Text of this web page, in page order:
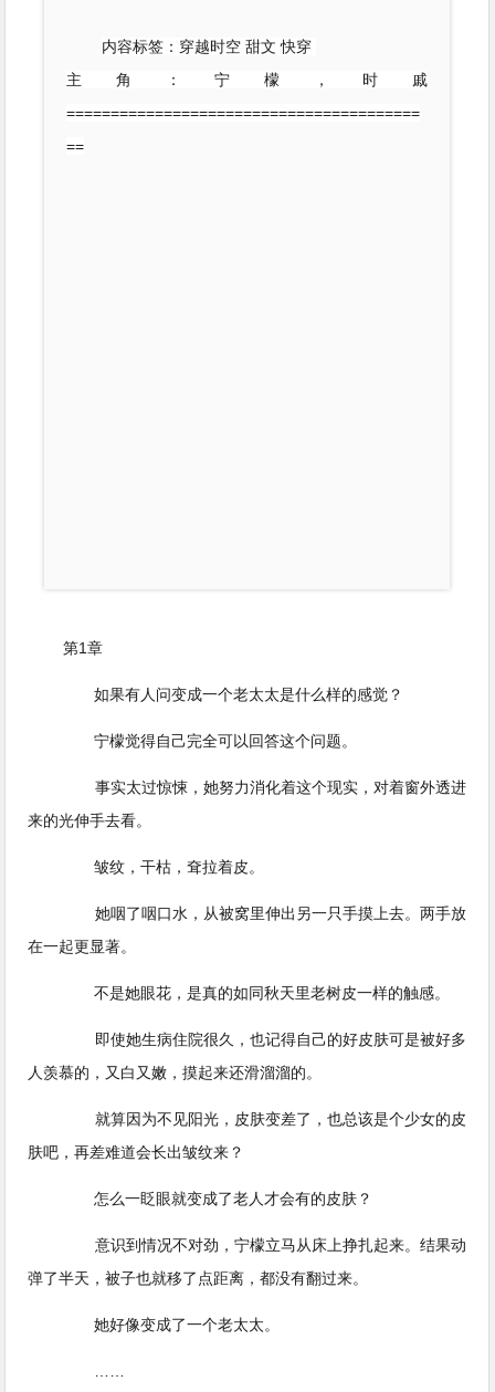
内容标签： 穿越时空 甜文 快穿
主角：宁檬，时戚
========================================
==
第1章
如果有人问变成一个老太太是什么样的感觉？
宁檬觉得自己完全可以回答这个问题。
事实太过惊悚，她努力消化着这个现实，对着窗外透进
来的光伸手去看。
皱纹，干枯，耷拉着皮。
她咽了咽口水，从被窝里伸出另一只手摸上去。两手放
在一起更显著。
不是她眼花，是真的如同秋天里老树皮一样的触感。
即使她生病住院很久，也记得自己的好皮肤可是被好多
人羡慕的，又白又嫩，摸起来还滑溜溜的。
就算因为不见阳光，皮肤变差了，也总该是个少女的皮
肤吧，再差难道会长出皱纹来？
怎么一眨眼就变成了老人才会有的皮肤？
意识到情况不对劲，宁檬立马从床上挣扎起来。结果动
弹了半天，被子也就移了点距离，都没有翻过来。
她好像变成了一个老太太。